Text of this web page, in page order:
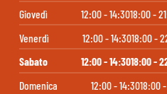
Giovedì
12:00 - 14:3018:00 -
Venerdì
12:00 - 14:3018:00 -
Sabato
12:00 - 14:3018:00 -
Domenica
12:00 - 14:3018:00